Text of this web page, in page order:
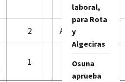
2 Acceso libre.
1
Promoción
interna
laboral,
para Rota
y
Algeciras
Osuna
aprueba